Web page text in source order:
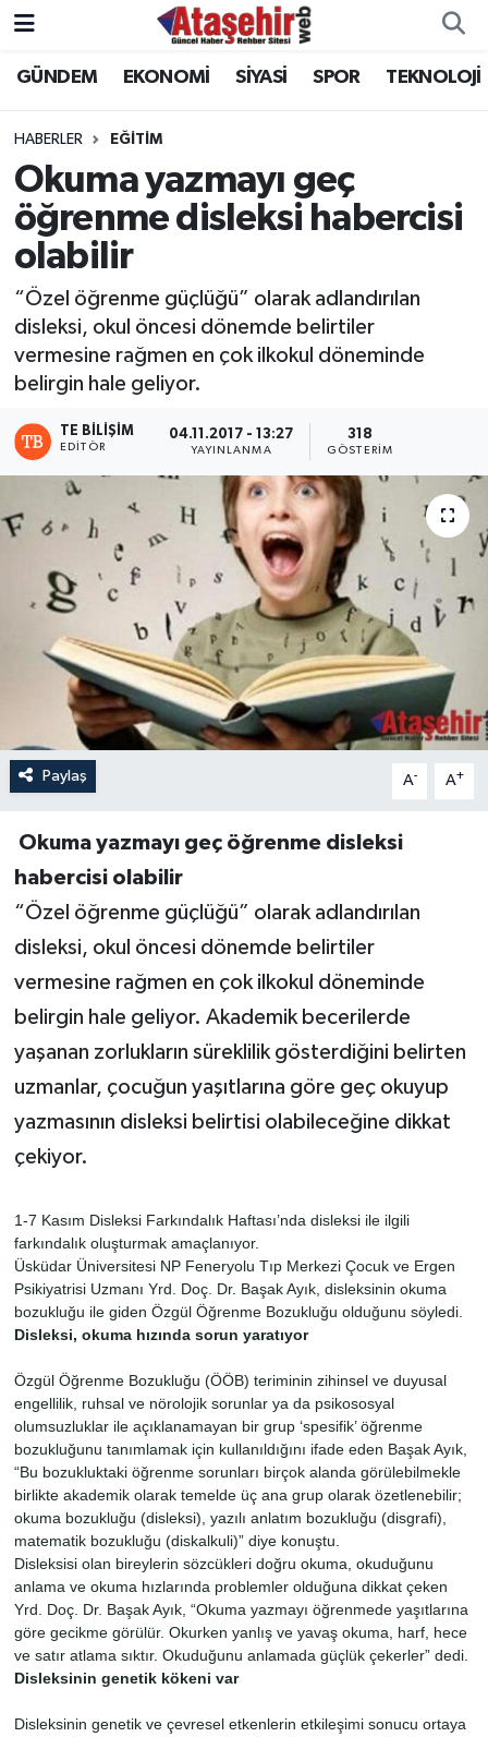
GÜNDEM EKONOMİ SİYASİ SPOR TEKNOLOJİ
HABERLER EĞİTİM
Okuma yazmayı geç
öğrenme disleksi habercisi
olabilir
“Özel öğrenme güçlüğü” olarak adlandırılan
disleksi, okul öncesi dönemde belirtiler
vermesine rağmen en çok ilkokul döneminde
belirgin hale geliyor.
TE BILIŞIM
EDITÖR
04.11.2017 - 13:27
YAYINLANMA
318
GÖSTERIM
Paylaş A- A+
Okuma yazmayı geç öğrenme disleksi
habercisi olabilir
“Özel öğrenme güçlüğü” olarak adlandırılan
disleksi, okul öncesi dönemde belirtiler
vermesine rağmen en çok ilkokul döneminde
belirgin hale geliyor. Akademik becerilerde
yaşanan zorlukların süreklilik gösterdiğini belirten
uzmanlar, çocuğun yaşıtlarına göre geç okuyup
yazmasının disleksi belirtisi olabileceğine dikkat
çekiyor.
1-7 Kasım Disleksi Farkındalık Haftası’nda disleksi ile ilgili
farkındalık oluşturmak amaçlanıyor.
Üsküdar Üniversitesi NP Feneryolu Tıp Merkezi Çocuk ve Ergen
Psikiyatrisi Uzmanı Yrd. Doç. Dr. Başak Ayık, disleksinin okuma
bozukluğu ile giden Özgül Öğrenme Bozukluğu olduğunu söyledi.
Disleksi, okuma hızında sorun yaratıyor
Özgül Öğrenme Bozukluğu (ÖÖB) teriminin zihinsel ve duyusal
engellilik, ruhsal ve nörolojik sorunlar ya da psikososyal
olumsuzluklar ile açıklanamayan bir grup ‘spesifik’ öğrenme
bozukluğunu tanımlamak için kullanıldığını ifade eden Başak Ayık,
“Bu bozukluktaki öğrenme sorunları birçok alanda görülebilmekle
birlikte akademik olarak temelde üç ana grup olarak özetlenebilir;
okuma bozukluğu (disleksi), yazılı anlatım bozukluğu (disgrafi),
matematik bozukluğu (diskalkuli)” diye konuştu.
Disleksisi olan bireylerin sözcükleri doğru okuma, okuduğunu
anlama ve okuma hızlarında problemler olduğuna dikkat çeken
Yrd. Doç. Dr. Başak Ayık, “Okuma yazmayı öğrenmede yaşıtlarına
göre gecikme görülür. Okurken yanlış ve yavaş okuma, harf, hece
ve satır atlama sıktır. Okuduğunu anlamada güçlük çekerler” dedi.
Disleksinin genetik kökeni var
Disleksinin genetik ve çevresel etkenlerin etkileşimi sonucu ortaya
Hava Durumu
Trafik Durumu
Süper Lig Puan Durumu ve Fikstür
Tüm Manşetler
Son Dakika Haberleri
Haber Arşivi